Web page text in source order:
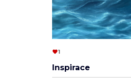
1
Inspirace